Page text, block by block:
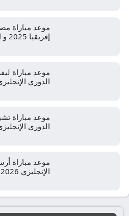
موعد مباراة
إفريقيا 2025 و القنوات الناقلة
موعد مباراة
الدوري الإنجليزي 2026 و القنوات
موعد مباراة
الدوري الإنجليزي 2026 و القنوات
موعد مباراة
الإنجليزي 2026 و القنوات الناقلة